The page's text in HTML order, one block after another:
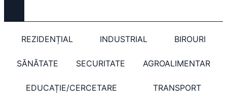
REZIDENȚIAL INDUSTRIAL BIROURI
SĂNĂTATE SECURITATE AGROALIMENTAR
EDUCAȚIE/CERCETARE TRANSPORT